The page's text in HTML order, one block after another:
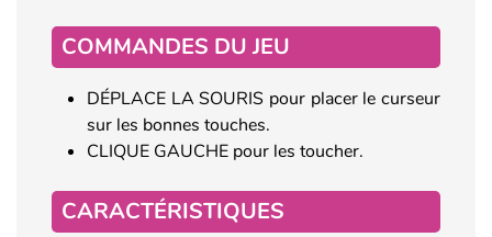
COMMANDES DU JEU
DÉPLACE LA SOURIS pour placer le curseur
sur les bonnes touches.
CLIQUE GAUCHE pour les toucher.
CARACTÉRISTIQUES